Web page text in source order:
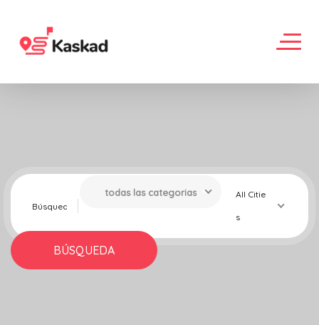
todas las categorias All Citie
s
BÚSQUEDA